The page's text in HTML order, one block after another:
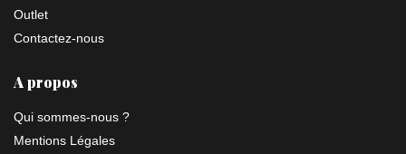
Outlet
Contactez-nous
A propos
Qui sommes-nous ?
Mentions Légales